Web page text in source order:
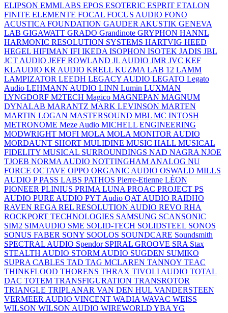
ELIPSON EMMLABS EPOS ESOTERIC ESPRIT ETALON
FINITE ELEMENTE FOCAL FOCUS AUDIO FONO
ACUSTICA FOUNDATION GAUDER AKUSTIK GENEVA
LAB GIGAWATT GRADO Grandinote GRYPHON HANNL
HARMONIC RESOLUTION SYSTEMS HARTVIG HEED
HEGEL HIFIMAN IFI IKEDA ISOPHON ISOTEK JADIS JBL
JCT AUDIO JEFF ROWLAND JL AUDIO JMR JVC KEF
KLAUDIO KR AUDIO KRELL KUZMA LAB 12 LAMM
LAMPIZATOR LEEDH LEGACY AUDIO LEGATO Legato
Audio LEHMANN AUDIO LINN Lumin LUXMAN
LYNGDORF M2TECH Magico MAGNEPAN MAGNUM
DYNALAB MARANTZ MARK LEVINSON MARTEN
MARTIN LOGAN MASTERSOUND MBL MC INTOSH
METRONOME Meze Audio MICHELL ENGINEERING
MODWRIGHT MOFI MOLA MOLA MONITOR AUDIO
MORDAUNT SHORT MULIDINE MUSIC HALL MUSICAL
FIDELITY MUSICAL SURROUNDINGS NAD NAGRA NJOE
TJOEB NORMA AUDIO NOTTINGHAM ANALOG NU
FORCE OCTAVE OPPO ORGANIC AUDIO OSWALD MILLS
AUDIO PPASS LABS PATHOS Pierre-Etienne LÉON
PIONEER PLINIUS PRIMA LUNA PROAC PROJECT PS
AUDIO PURE AUDIO PYT Audio QAT AUDIO RAIDHO
RAVEN REGA REL RESOLUTION AUDIO REVO RHA
ROCKPORT TECHNOLOGIES SAMSUNG SCANSONIC
SIM2 SIMAUDIO SME SOLID-TECH SOLIDSTEEL SONOS
SONUS FABER SONY SOOLOS SOUNDCARE Soundsmith
SPECTRAL AUDIO Spendor SPIRAL GROOVE SRA Stax
STEALTH AUDIO STORM AUDIO SUGDEN SUMIKO
SUPRA CABLES TAD TAG MCLAREN TANNOY TEAC
THINKFLOOD THORENS THRAX TIVOLI AUDIO TOTAL
DAC TOTEM TRANSFIGURATION TRANSROTOR
TRIANGLE TRIPLANAR VAN DEN HUL VANDERSTEEN
VERMEER AUDIO VINCENT WADIA WAVAC WEISS
WILSON WILSON AUDIO WIREWORLD YBA YG